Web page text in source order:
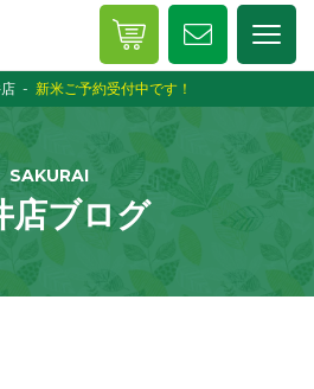
新米ご予約受付中です！
SAKURAI
店ブログ